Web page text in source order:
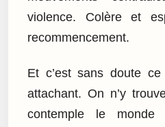
violence. Colère et
recommencement.
Et c’est sans doute
attachant. On n’y
contemple le